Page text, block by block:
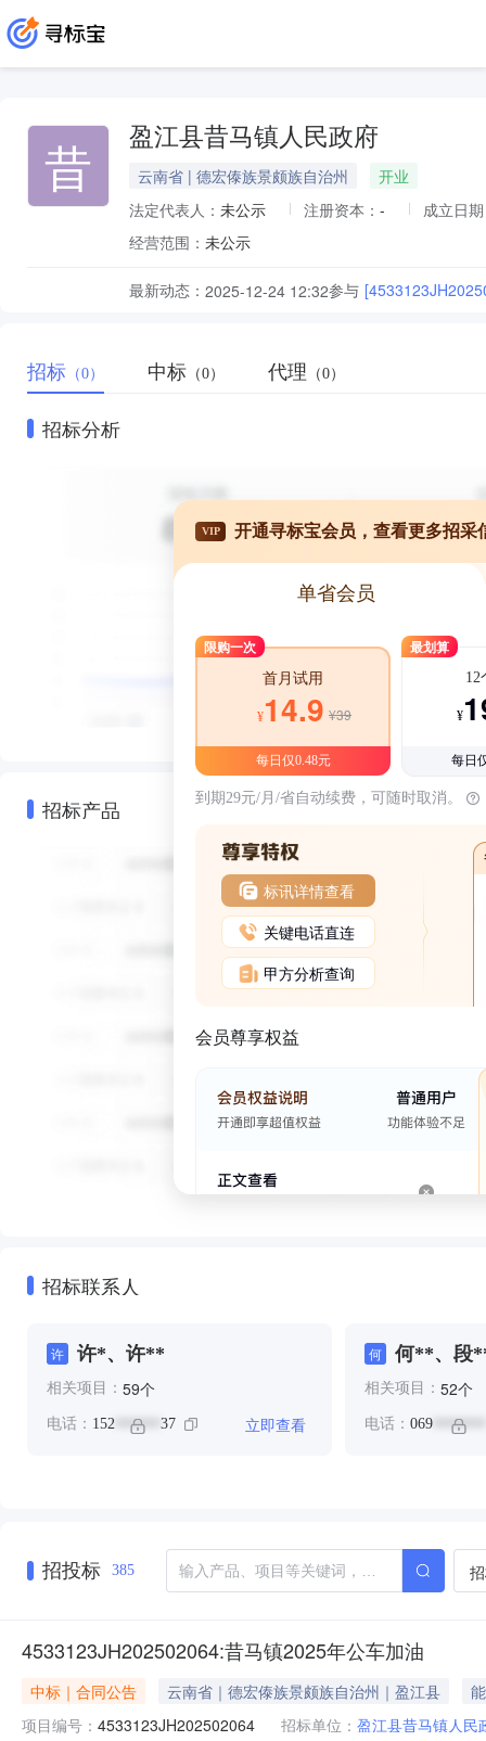
昔 盈江县昔马镇人民政府
云南省 | 德宏傣族景颇族自治州
开业
法定代表人： 未公示 注册资本： -
成立日
经营范围： 未公示
最新动态： 2025-12-24 12:32参与
招标 （0） 中标 （0） 代理 （0）
招标分析
招标产品
VIP 开通寻标宝会员，查看更多招采
单省会员
限购一次
首月试用
¥14.9 ¥39
每日仅0.48元
最划算
12
¥
每日
到期29元/月/省自动续费，可随时取消。
标讯详情查看
关键电话直连
甲方分析查询
会员尊享权益
招标联系人
许 许*、许**
相关项目： 59个
电话： 152 ****** 37 立即查看
何 何**、段
相关项目： 52个
电话： 069*******
招投标 385
4533123JH202502064:昔马镇2025年公车加油
中标｜合同公告 云南省｜德宏傣族景颇族自治州｜盈江县
项目编号： 4533123JH202502064 招标单位： 盈江县昔马镇人民